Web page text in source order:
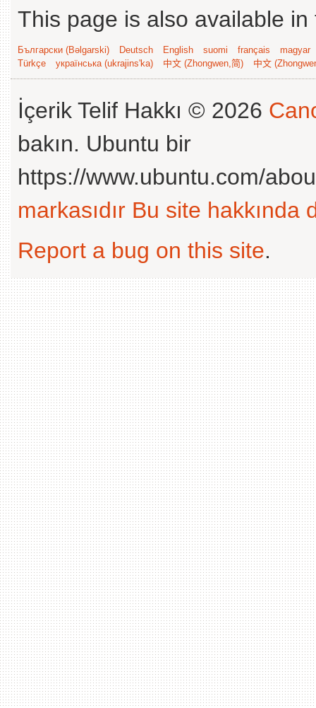
This page is also available
Български (Bəlgarski) Deutsch English suomi français
magyar
Türkçe
українська (ukrajins'ka) 中文 (Zhongwen,简) 中文
İçerik Telif Hakkı © 2026
bakın. Ubuntu bir
https://www.ubuntu.com/
markasıdır Bu site hakkında
Report a bug on this site.